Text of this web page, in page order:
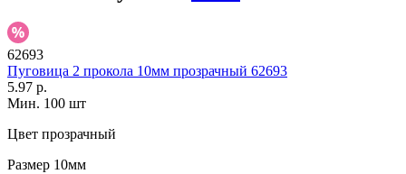
62693
Пуговица 2 прокола 10мм прозрачный 62693
5.97 р.
Мин. 100 шт
Цвет прозрачный
Размер 10мм